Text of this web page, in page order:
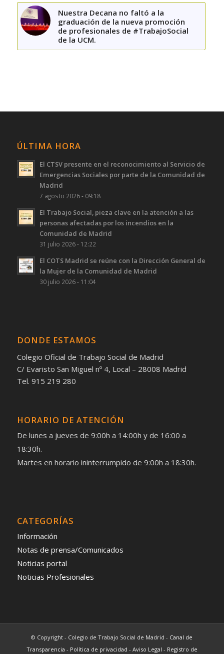
Nuestra Decana no faltó a la
graduación de la nueva promoción
de profesionales de #TrabajoSocial
de la UCM.
ÚLTIMA HORA
El CTSV presente en el reconocimiento al Servicio de
Emergencias Sociales por parte de la Comunidad de
Madrid
7 agosto 2026 - 09:18
El Trabajo Social, pieza clave en la atención a las
personas afectadas por los incendios en la
Comunidad de Madrid
31 julio 2026 - 12:22
El COTS Madrid se reúne con la Dirección General de
la Mujer de la Comunidad de Madrid
30 julio 2026 - 11:04
DONDE ESTAMOS
Colegio Oficial de Trabajo Social de Madrid
C/ Evaristo San Miguel nº 4, Local – 28008 Madrid
Tel. 915 219 280
HORARIO DE ATENCIÓN
De lunes a jueves de 9:00h a 14:00h y de 16:00 a
18:30h.
Martes en horario ininterrumpido de 9:00h a 18:30h.
CATEGORÍAS
Información
Notas de prensa/Comunicados
Noticias portal
Noticias Profesionales
© Copyright - Colegio de Trabajo Social de Madrid - Canal de
Transparencia - Política de privacidad - Aviso Legal - Registro de